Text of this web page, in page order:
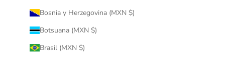
Bosnia y Herzegovina (MXN $)
Botsuana (MXN $)
Brasil (MXN $)